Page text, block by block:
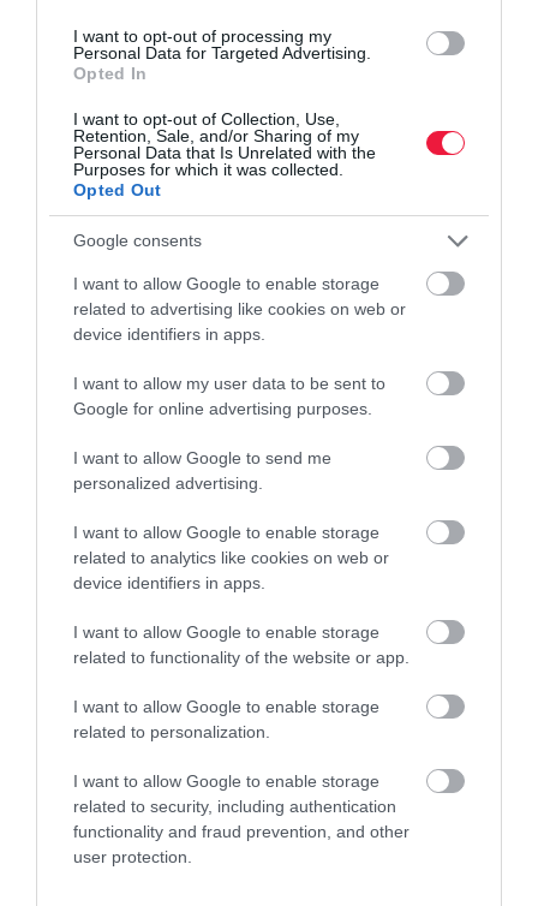
I want to opt-out of processing my
Personal Data for Targeted Advertising.
Opted In
I want to opt-out of Collection, Use,
Retention, Sale, and/or Sharing of my
Personal Data that Is Unrelated with the
Purposes for which it was collected.
Opted Out
Google consents
I want to allow Google to enable storage
related to advertising like cookies on web or
device identifiers in apps.
I want to allow my user data to be sent to
Google for online advertising purposes.
I want to allow Google to send me
personalized advertising.
I want to allow Google to enable storage
related to analytics like cookies on web or
device identifiers in apps.
I want to allow Google to enable storage
related to functionality of the website or app.
I want to allow Google to enable storage
related to personalization.
I want to allow Google to enable storage
related to security, including authentication
functionality and fraud prevention, and other
user protection.
MEZŐGAZDASÁG
Rákapcsoltak a magyar gazdák: ebből a traktorból
fogy a legtöbb a nyáron
Látványosan megmozdult a magyar traktorpiac: 2026 júniusában
több mint kétszer annyi új gépet vásároltak a gazdák, mint egy
százalékos…